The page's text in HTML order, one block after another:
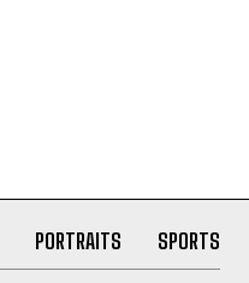
PORTRAITS SPORTS